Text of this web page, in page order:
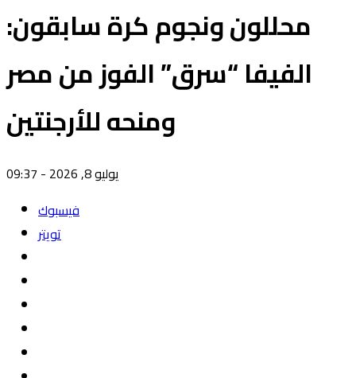
محللون ونجوم كرة سابقون:
الفيفا “سرق” الفوز من مصر
ومنحه للأرجنتين
يوليو 8, 2026 - 09:37
فيسبوك
تويتر